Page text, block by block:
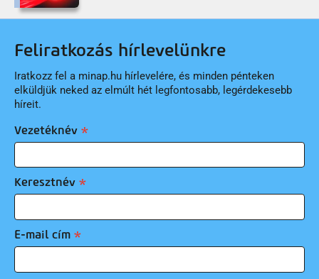
Feliratkozás hírlevelünkre
Iratkozz fel a minap.hu hírlevelére, és minden pénteken
elküldjük neked az elmúlt hét legfontosabb, legérdekesebb
híreit.
Vezetéknév
Keresztnév
E-mail cím